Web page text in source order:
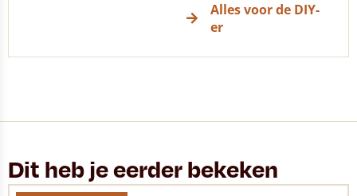
Alles voor de DIY-
er
Dit heb je eerder bekeken